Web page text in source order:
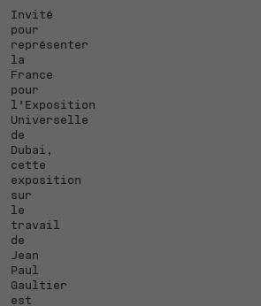
Invité
pour
représenter
la
France
pour
l’Exposition
Universelle
de
Dubai,
cette
exposition
sur
le
travail
de
Jean
Paul
Gaultier
est